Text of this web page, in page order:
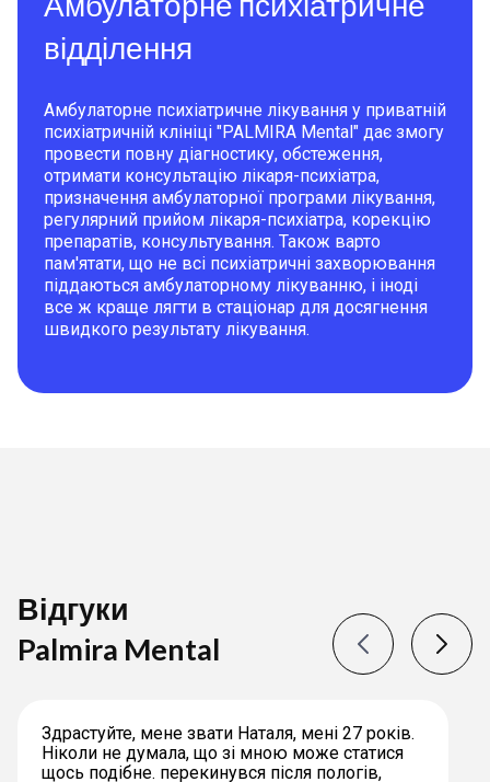
відділення
Амбулаторне психіатричне лікування у приватній
психіатричній клініці "PALMIRA Mental" дає змогу
провести повну діагностику, обстеження,
отримати консультацію лікаря-психіатра,
призначення амбулаторної програми лікування,
регулярний прийом лікаря-психіатра, корекцію
препаратів, консультування. Також варто
пам'ятати, що не всі психіатричні захворювання
піддаються амбулаторному лікуванню, і іноді
все ж краще лягти в стаціонар для досягнення
швидкого результату лікування.
Відгуки
Palmira Mental
Здрастуйте, мене звати Наталя, мені 27 років.
Ніколи не думала, що зі мною може статися
щось подібне. перекинувся після пологів,